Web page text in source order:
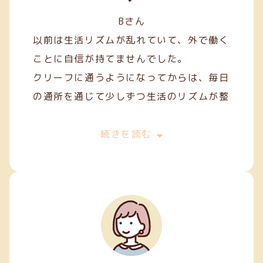
Bさん
以前は生活リズムが乱れていて、外で働く
ことに自信が持てませんでした。
クリーフに通うようになってからは、毎日
の通所を通じて少しずつ生活のリズムが整
続きを読む